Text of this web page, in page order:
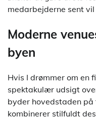
medarbejderne sent vil
Moderne
byen
Hvis I drømmer om en
spektakulær udsigt
byder hovedstaden på
kombinerer stilfuldt